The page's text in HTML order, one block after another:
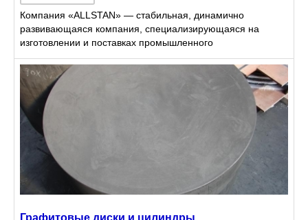
Компания «ALLSTAN» — стабильная, динамично
развивающаяся компания, специализирующаяся на
изготовлении и поставках промышленного
оборудования для изготовления и обработки
рулонного металлопроката разны
Графитовые диски и цилиндры